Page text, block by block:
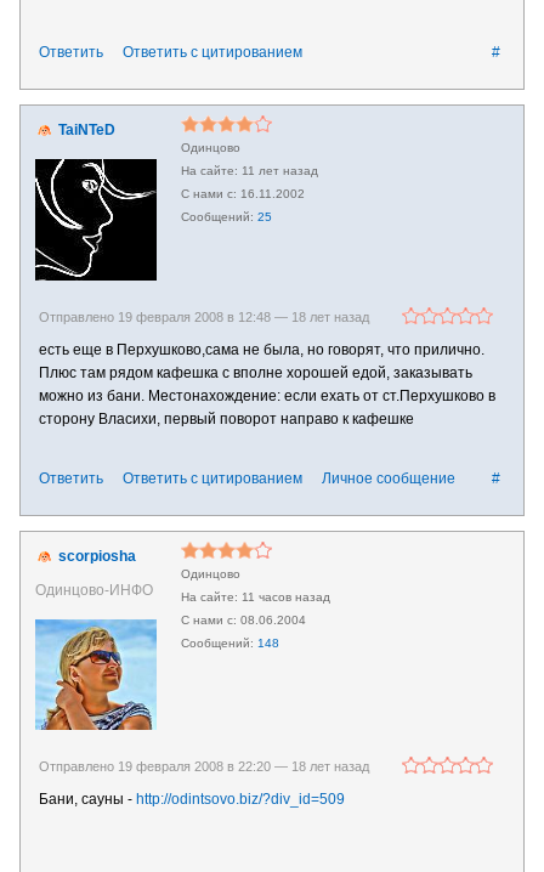
#
Ответить Ответить с цитированием
TaiNTeD
Одинцово
11 лет назад
16.11.2002
25
Отправлено 19 февраля 2008 в 12:48 — 18 лет назад
есть еще в Перхушково,сама не была, но говорят, что прилично.
Плюс там рядом кафешка с вполне хорошей едой, заказывать
можно из бани. Местонахождение: если ехать от ст.Перхушково в
сторону Власихи, первый поворот направо к кафешке
#
Ответить Ответить с цитированием Личное сообщение
scorpiosha
Одинцово-ИНФО
Одинцово
11 часов назад
08.06.2004
148
Отправлено 19 февраля 2008 в 22:20 — 18 лет назад
Бани, сауны - http://odintsovo.biz/?div_id=509